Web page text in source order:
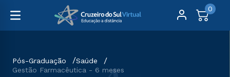
0
Pós-Graduação
Saúde
Gestão Farmacêutica - 6 meses